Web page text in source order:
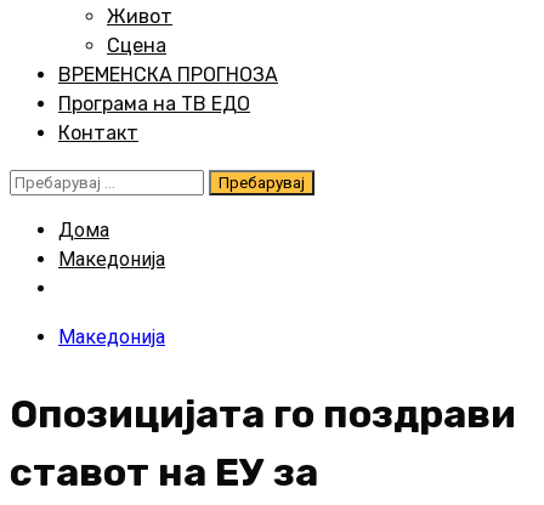
Живот
Сцена
ВРЕМЕНСКА ПРОГНОЗА
Програма на ТВ ЕДО
Контакт
Пребарувај
Дома
Македонија
Македонија
Опозицијата го поздрави
ставот на ЕУ за